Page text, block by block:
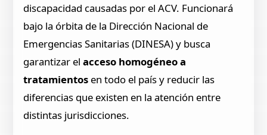
discapacidad causadas por el ACV. Funcionará
bajo la órbita de la Dirección Nacional de
Emergencias Sanitarias (DINESA) y busca
garantizar elacceso homogéneo a
tratamientos en todo el país y reducir las
diferencias que existen en la atención entre
distintas jurisdicciones.